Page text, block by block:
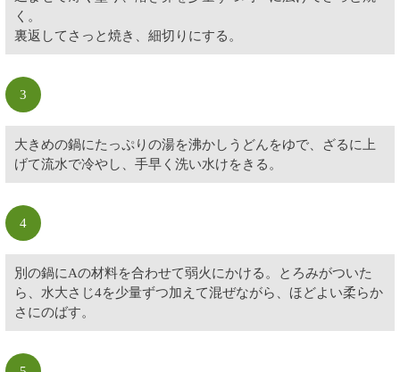
く。
裏返してさっと焼き、細切りにする。
3
大きめの鍋にたっぷりの湯を沸かしうどんをゆで、ざるに上
げて流水で冷やし、手早く洗い水けをきる。
4
別の鍋にAの材料を合わせて弱火にかける。とろみがついた
ら、水大さじ4を少量ずつ加えて混ぜながら、ほどよい柔らか
さにのばす。